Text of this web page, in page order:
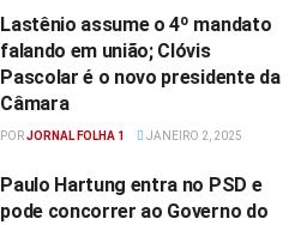
Lastênio assume o 4º mandato
falando em união; Clóvis
Pascolar é o novo presidente da
Câmara
PORJORNAL FOLHA 1 JANEIRO 2, 2025
Paulo Hartung entra no PSD e
pode concorrer ao Governo do